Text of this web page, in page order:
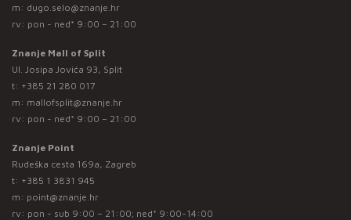
m: dugo.selo@znanje.hr
rv: pon - ned* 9:00 – 21:00
Znanje Mall of Split
Ul. Josipa Jovića 93, Split
t: +385 21 280 017
m: mallofsplit@znanje.hr
rv: pon - ned* 9:00 – 21:00
Znanje Point
Rudeška cesta 169a, Zagreb
t: +385 1 3831 945
m: point@znanje.hr
rv: pon - sub 9:00 – 21:00; ned* 9:00-14:00